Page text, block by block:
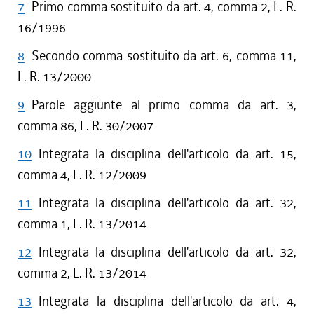
7 Primo comma sostituito da art. 4, comma 2, L. R.
16/1996
8 Secondo comma sostituito da art. 6, comma 11,
L. R. 13/2000
9 Parole aggiunte al primo comma da art. 3,
comma 86, L. R. 30/2007
10 Integrata la disciplina dell'articolo da art. 15,
comma 4, L. R. 12/2009
11 Integrata la disciplina dell'articolo da art. 32,
comma 1, L. R. 13/2014
12 Integrata la disciplina dell'articolo da art. 32,
comma 2, L. R. 13/2014
13 Integrata la disciplina dell'articolo da art. 4,